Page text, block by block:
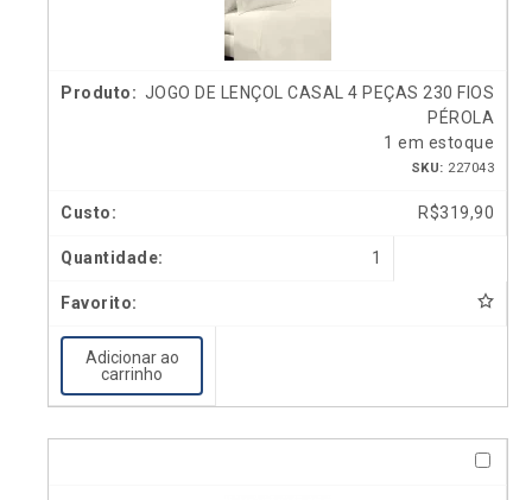
JOGO DE LENÇOL CASAL 4 PEÇAS 230 FIOS
PÉROLA
1 em estoque
SKU: 227043
R$319,90
1
Adicionar ao
carrinho